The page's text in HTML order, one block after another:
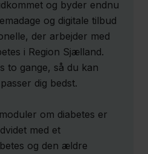
og byder endnu
og digitale tilbud
der arbejder med
i Region Sjælland.
to gange, så du kan
dig bedst.
om diabetes er
med et
og den ældre